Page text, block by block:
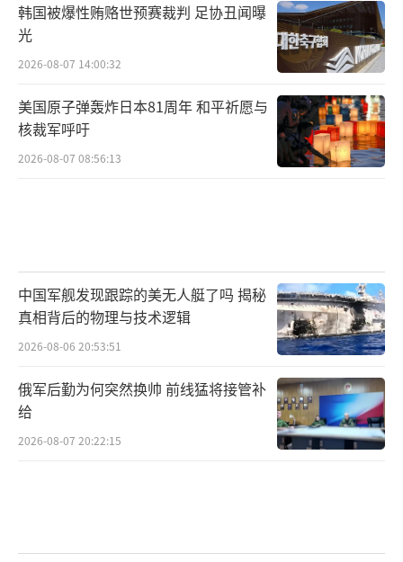
韩国被爆性贿赂世预赛裁判 足协丑闻曝
光
2026-08-07 14:00:32
美国原子弹轰炸日本81周年 和平祈愿与
核裁军呼吁
2026-08-07 08:56:13
中国军舰发现跟踪的美无人艇了吗 揭秘
真相背后的物理与技术逻辑
2026-08-06 20:53:51
俄军后勤为何突然换帅 前线猛将接管补
给
2026-08-07 20:22:15